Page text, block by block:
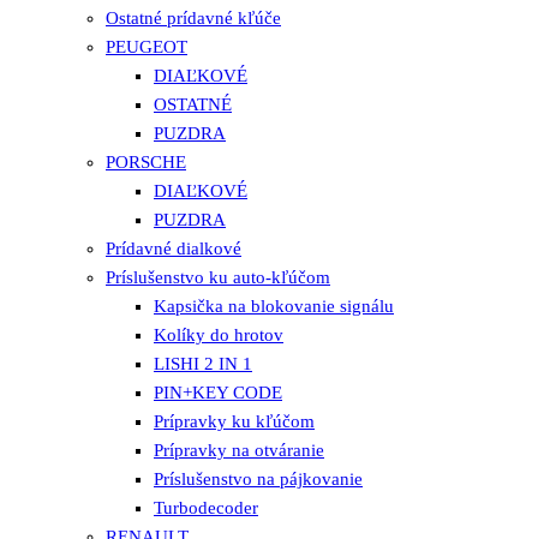
Ostatné prídavné kľúče
PEUGEOT
DIAĽKOVÉ
OSTATNÉ
PUZDRA
PORSCHE
DIAĽKOVÉ
PUZDRA
Prídavné dialkové
Príslušenstvo ku auto-kľúčom
Kapsička na blokovanie signálu
Kolíky do hrotov
LISHI 2 IN 1
PIN+KEY CODE
Prípravky ku kľúčom
Prípravky na otváranie
Príslušenstvo na pájkovanie
Turbodecoder